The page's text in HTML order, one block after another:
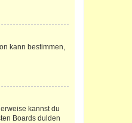
kann bestimmen,
kannst du
Boards dulden